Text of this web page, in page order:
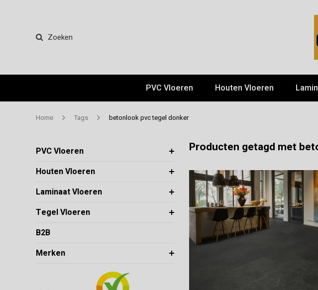
Zoeken
PVC Vloeren Houten Vloeren
Home Tags betonlook pvc tegel donker
PVC Vloeren
Houten Vloeren
Laminaat Vloeren
Tegel Vloeren
B2B
Merken
Producten getagd met